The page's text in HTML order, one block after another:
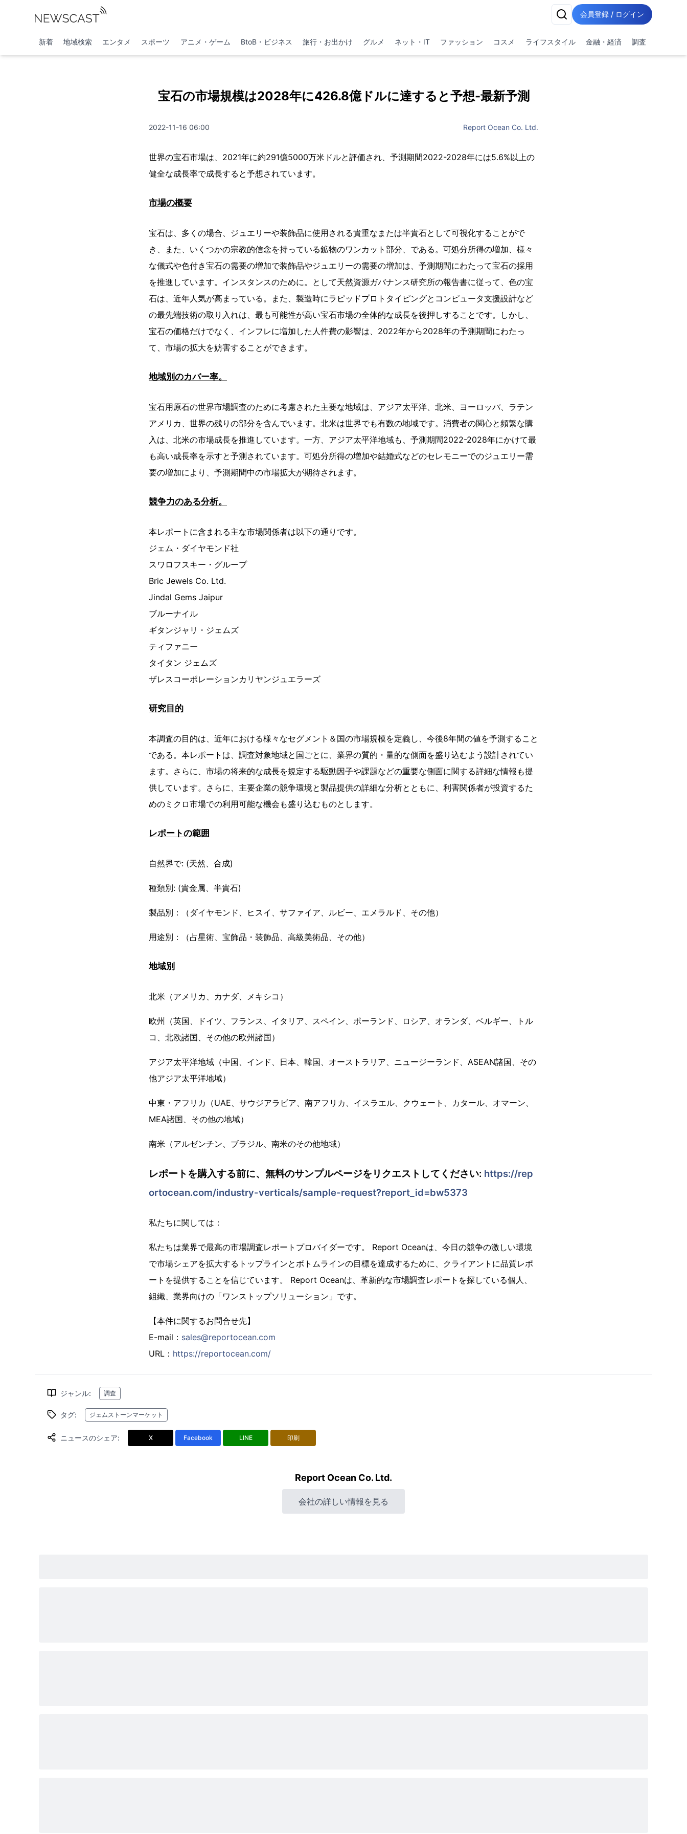
会員登録 / ログイン
新着 地域検索 エンタメ スポーツ アニメ・ゲーム BtoB・ビジネス 旅行・お出かけ グルメ ネット・IT ファッション コスメ ライフスタイル 金融・経済 調査
宝石の市場規模は2028年に426.8億ドルに達すると予想-最新予測
2022-11-16 06:00 Report Ocean Co. Ltd.
世界の宝石市場は、2021年に約291億5000万米ドルと評価され、予測期間2022-2028年には5.6%以上の
健全な成長率で成長すると予想されています。
市場の概要
宝石は、多くの場合、ジュエリーや装飾品に使用される貴重なまたは半貴石として可視化することがで
き、また、いくつかの宗教的信念を持っている鉱物のワンカット部分、である。可処分所得の増加、様々
な儀式や色付き宝石の需要の増加で装飾品やジュエリーの需要の増加は、予測期間にわたって宝石の採用
を推進しています。インスタンスのために。として天然資源ガバナンス研究所の報告書に従って、色の宝
石は、近年人気が高まっている。また、製造時にラピッドプロトタイピングとコンピュータ支援設計など
の最先端技術の取り入れは、最も可能性が高い宝石市場の全体的な成長を後押しすることです。しかし、
宝石の価格だけでなく、インフレに増加した人件費の影響は、2022年から2028年の予測期間にわたっ
て、市場の拡大を妨害することができます。
地域別のカバー率。
宝石用原石の世界市場調査のために考慮された主要な地域は、アジア太平洋、北米、ヨーロッパ、ラテン
アメリカ、世界の残りの部分を含んでいます。北米は世界でも有数の地域です。消費者の関心と頻繁な購
入は、北米の市場成長を推進しています。一方、アジア太平洋地域も、予測期間2022-2028年にかけて最
も高い成長率を示すと予測されています。可処分所得の増加や結婚式などのセレモニーでのジュエリー需
要の増加により、予測期間中の市場拡大が期待されます。
競争力のある分析。
本レポートに含まれる主な市場関係者は以下の通りです。
ジェム・ダイヤモンド社
スワロフスキー・グループ
Bric Jewels Co. Ltd.
Jindal Gems Jaipur
ブルーナイル
ギタンジャリ・ジェムズ
ティファニー
タイタン ジェムズ
ザレスコーポレーションカリヤンジュエラーズ
研究目的
本調査の目的は、近年における様々なセグメント＆国の市場規模を定義し、今後8年間の値を予測すること
である。本レポートは、調査対象地域と国ごとに、業界の質的・量的な側面を盛り込むよう設計されてい
ます。さらに、市場の将来的な成長を規定する駆動因子や課題などの重要な側面に関する詳細な情報も提
供しています。さらに、主要企業の競争環境と製品提供の詳細な分析とともに、利害関係者が投資するた
めのミクロ市場での利用可能な機会も盛り込むものとします。
レポートの範囲
自然界で: (天然、合成)
種類別: (貴金属、半貴石)
製品別：（ダイヤモンド、ヒスイ、サファイア、ルビー、エメラルド、その他）
用途別：（占星術、宝飾品・装飾品、高級美術品、その他）
地域別
北米（アメリカ、カナダ、メキシコ）
欧州（英国、ドイツ、フランス、イタリア、スペイン、ポーランド、ロシア、オランダ、ベルギー、トル
コ、北欧諸国、その他の欧州諸国）
アジア太平洋地域（中国、インド、日本、韓国、オーストラリア、ニュージーランド、ASEAN諸国、その
他アジア太平洋地域）
中東・アフリカ（UAE、サウジアラビア、南アフリカ、イスラエル、クウェート、カタール、オマーン、
MEA諸国、その他の地域）
南米（アルゼンチン、ブラジル、南米のその他地域）
レポートを購入する前に、無料のサンプルページをリクエストしてください: https://rep
ortocean.com/industry-verticals/sample-request?report_id=bw5373
私たちに関しては：
私たちは業界で最高の市場調査レポートプロバイダーです。 Report Oceanは、今日の競争の激しい環境
で市場シェアを拡大するトップラインとボトムラインの目標を達成するために、クライアントに品質レポ
ートを提供することを信じています。 Report Oceanは、革新的な市場調査レポートを探している個人、
組織、業界向けの「ワンストップソリューション」です。
【本件に関するお問合せ先】
E-mail： sales@reportocean.com
URL： https://reportocean.com/
ジャンル: 調査
タグ: ジェムストーンマーケット
ニュースのシェア: X Facebook LINE 印刷
Report Ocean Co. Ltd.
会社の詳しい情報を見る